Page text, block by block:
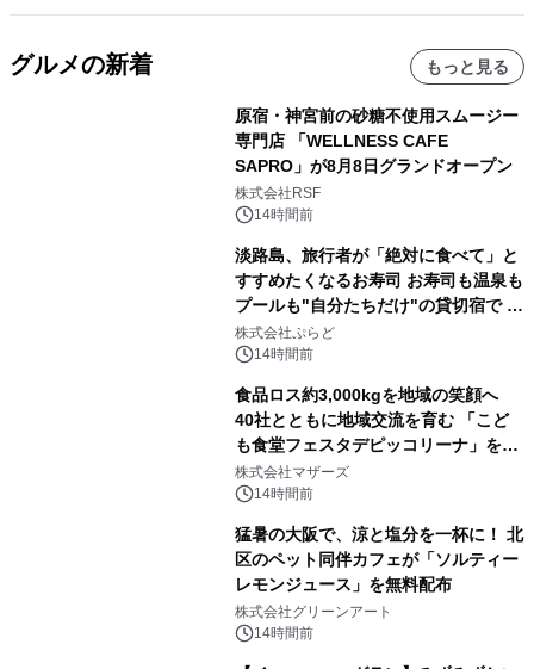
グルメの新着 もっと見る
原宿・神宮前の砂糖不使用スムージー
専門店 「WELLNESS CAFE
SAPRO」が8月8日グランドオープン
株式会社RSF
14時間前
淡路島、旅行者が「絶対に食べて」と
すすめたくなるお寿司 お寿司も温泉も
プールも"自分たちだけ"の貸切宿で 1
日1組限定「岩屋温泉 絵島別庭 海と
森」の握り寿司プラン
株式会社ぷらど
14時間前
食品ロス約3,000kgを地域の笑顔へ
40社とともに地域交流を育む 「こど
も食堂フェスタデピッコリーナ」を9
月5日(土)開催
株式会社マザーズ
14時間前
猛暑の大阪で、涼と塩分を一杯に！ 北
区のペット同伴カフェが「ソルティー
レモンジュース」を無料配布
株式会社グリーンアート
14時間前